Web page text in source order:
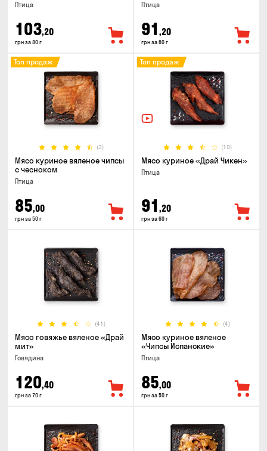
Птица
103,20
грн за 80 г
Птица
91 ,20
грн за 60 г
(3)
Топ продаж
Мясо куриное вяленое чипсы
с чесноком
Птица
85,00
грн за 50 г
(19)
Топ продаж
Мясо куриное «Драй Чикен»
Птица
91 ,20
грн за 60 г
(41)
Мясо говяжье вяленое «Драй
мит»
Говядина
120,40
грн за 70 г
(4)
Мясо куриное вяленое
«Чипсы Испанские»
Птица
85,00
грн за 50 г